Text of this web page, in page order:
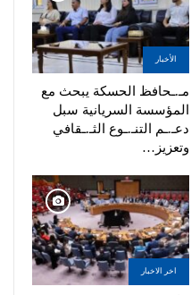
الأخبار
مـ.ـحافظ الحسكة يبحث مع
المؤسسة السريانية سبل
دعـ.ـم التنـ.ـوع الثـ.ـقافي
وتعزيز…
اخر الاخبار